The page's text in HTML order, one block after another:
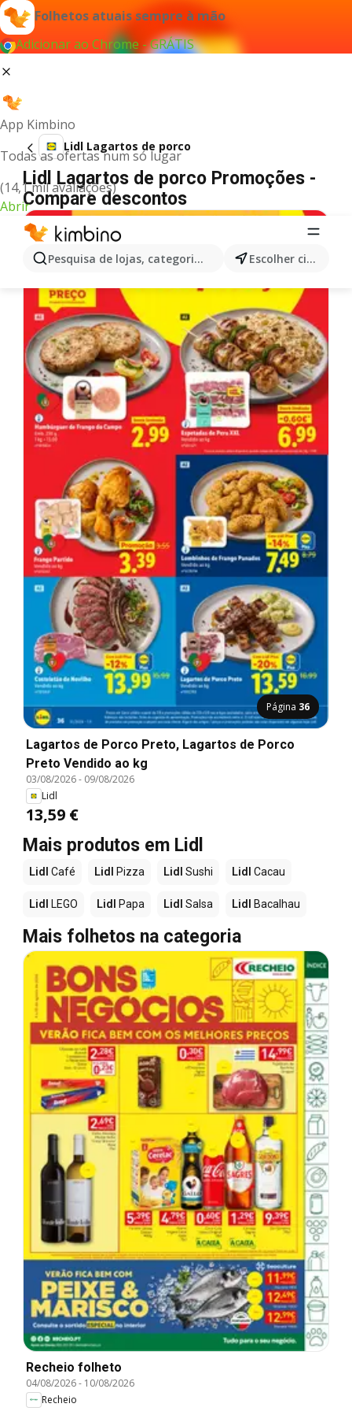
Folhetos atuais sempre à mão
Adicionar ao Chrome - GRÁTIS
App Kimbino
Todas as ofertas num só lugar
(14,1 mil avaliações)
Abrir
Pesquisa de lojas, categorias,produtos... Escolher cidade
Lidl Lagartos de porco
Lidl Lagartos de porco Promoções -
Compare descontos
Página 36
Lagartos de Porco Preto, Lagartos de Porco
Preto Vendido ao kg
03/08/2026- 09/08/2026
Lidl
13,59 €
Mais produtos em Lidl
Lidl Café Lidl Pizza Lidl Sushi Lidl Cacau
Lidl LEGO Lidl Papa Lidl Salsa Lidl Bacalhau
Mais folhetos na categoria
Recheio folheto
04/08/2026- 10/08/2026
Recheio